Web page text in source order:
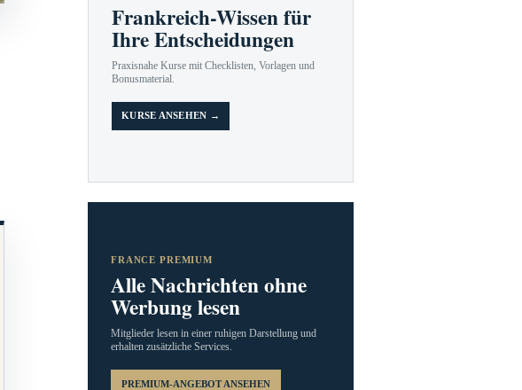
Frankreich-Wissen für
Ihre Entscheidungen
Praxisnahe Kurse mit Checklisten, Vorlagen und
Bonusmaterial.
KURSE ANSEHEN →
FRANCE PREMIUM
Alle Nachrichten ohne
Werbung lesen
Mitglieder lesen in einer ruhigen Darstellung und
erhalten zusätzliche Services.
PREMIUM-ANGEBOT ANSEHEN